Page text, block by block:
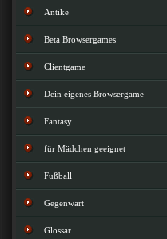
Antike
Beta Browsergames
Clientgame
Dein eigenes Browsergame
Fantasy
für Mädchen geeignet
Fußball
Gegenwart
Glossar